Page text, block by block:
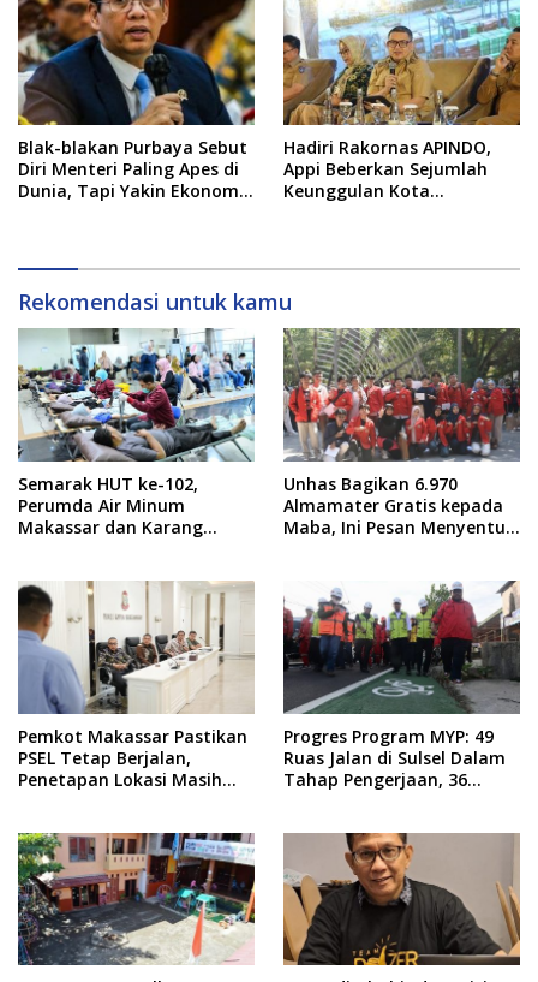
Blak-blakan Purbaya Sebut
Diri Menteri Paling Apes di
Dunia, Tapi Yakin Ekonomi
Hadiri Rakornas APINDO,
Appi Beberkan Sejumlah
Keunggulan Kota
Rekomendasi untuk kamu
Semarak HUT ke-102,
Perumda Air Minum
Makassar dan Karang
Unhas Bagikan 6.970
Almamater Gratis kepada
Maba, Ini Pesan Menyentuh
Pemkot Makassar Pastikan
PSEL Tetap Berjalan,
Penetapan Lokasi Masih
Progres Program MYP: 49
Ruas Jalan di Sulsel Dalam
Tahap Pengerjaan, 36